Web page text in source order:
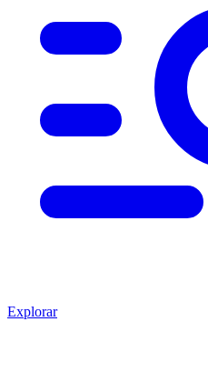
Explorar